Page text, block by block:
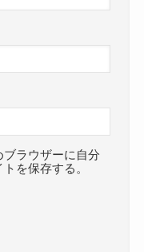
ラウザーに自分
を保存する。